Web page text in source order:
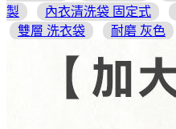
製
內衣清洗袋 固定式
雙層 洗衣袋
耐磨 灰色